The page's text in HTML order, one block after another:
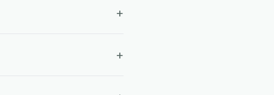
+
+